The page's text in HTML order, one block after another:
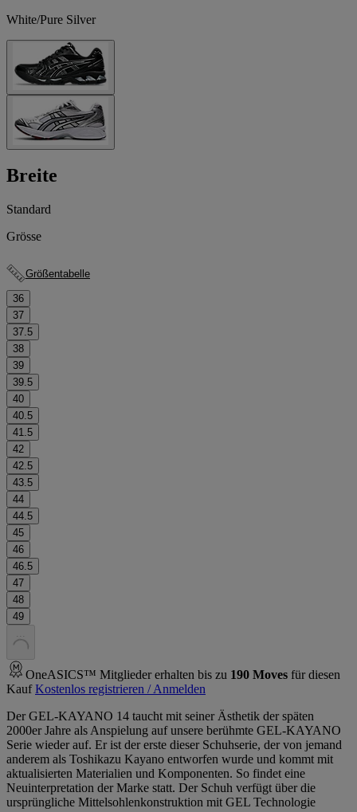
White/Pure Silver
Breite
Standard
Grösse
Größentabelle
36
37
37.5
38
39
39.5
40
40.5
41.5
42
42.5
43.5
44
44.5
45
46
46.5
47
48
49
OneASICS™ Mitglieder erhalten bis zu 190 Moves für diesen
Kauf Kostenlos registrieren / Anmelden
Der GEL-KAYANO 14 taucht mit seiner Ästhetik der späten
2000er Jahre als Anspielung auf unsere berühmte GEL-KAYANO
Serie wieder auf. Er ist der erste dieser Schuhserie, der von jemand
anderem als Toshikazu Kayano entworfen wurde und kommt mit
aktualisierten Materialien und Komponenten. So findet eine
Neuinterpretation der Marke statt. Der Schuh verfügt über die
ursprüngliche Mittelsohlenkonstruktion mit GEL Technologie